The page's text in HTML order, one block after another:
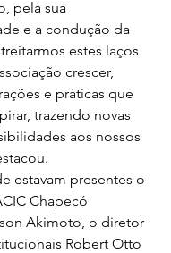
pela sua
e a condução da
estes laços
crescer,
e práticas que
trazendo novas
aos nossos
estavam presentes o
Chapecó
Akimoto, o diretor
Robert Otto